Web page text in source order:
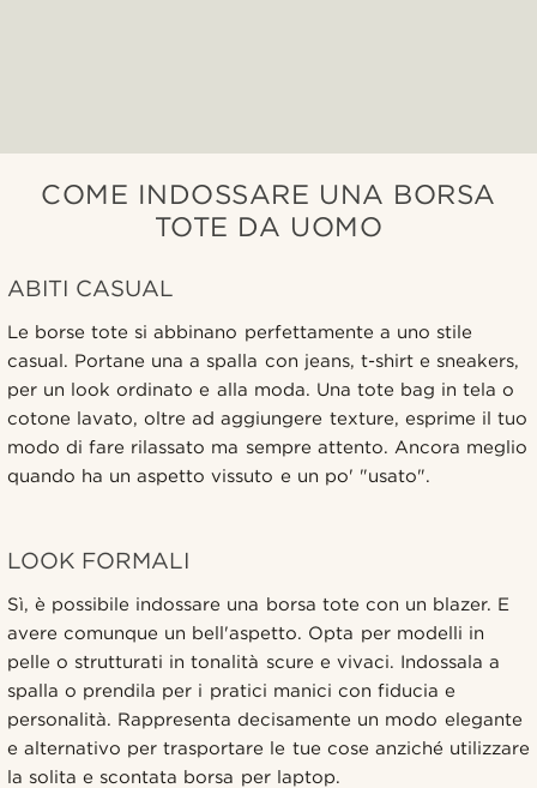
COME INDOSSARE UNA BORSA
TOTE DA UOMO
ABITI CASUAL
Le borse tote si abbinano perfettamente a uno stile
casual. Portane una a spalla con jeans, t-shirt e sneakers,
per un look ordinato e alla moda. Una tote bag in tela o
cotone lavato, oltre ad aggiungere texture, esprime il tuo
modo di fare rilassato ma sempre attento. Ancora meglio
quando ha un aspetto vissuto e un po' "usato".
LOOK FORMALI
Sì, è possibile indossare una borsa tote con un blazer. E
avere comunque un bell'aspetto. Opta per modelli in
pelle o strutturati in tonalità scure e vivaci. Indossala a
spalla o prendila per i pratici manici con fiducia e
personalità. Rappresenta decisamente un modo elegante
e alternativo per trasportare le tue cose anziché utilizzare
la solita e scontata borsa per laptop.